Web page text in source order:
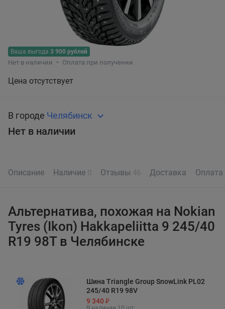
Ваша выгода 3 900 рублей
Нет в наличии Оплата при получении
Цена отсутствует
В городе Челябинск
Нет в наличии
Описание Наличие 0 Отзывы 46 Доставка Оплата
Альтернатива, похожая на Nokian
Tyres (Ikon) Hakkapeliitta 9 245/40
R19 98T в Челябинске
Шина Triangle Group SnowLink PL02
245/40 R19 98V
9 340 ₽